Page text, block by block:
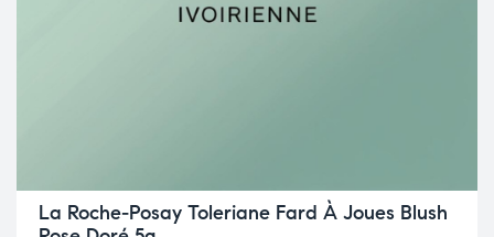
La Roche-Posay Toleriane Fard À Joues Blush